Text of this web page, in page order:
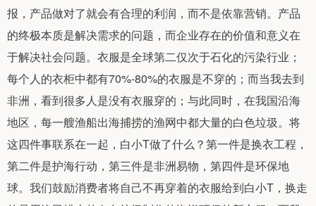
报，产品做对了就会有合理的利润，而不是依靠营销。产品
的终极本质是解决需求的问题，而企业存在的价值和意义在
于解决社会问题。衣服是全球第二仅次于石化的污染行业；
每个人的衣柜中都有70%-80%的衣服是不穿的；而当我去到
非洲，看到很多人是没有衣服穿的；与此同时，在我国沿海
地区，每一艘渔船出海捕捞的渔网中都大量的白色垃圾。将
这四件事联系在一起，白小T做了什么？第一件是换衣工程，
第二件是护海行动，第三件是非洲易物，第四件是环保地
球。我们鼓励消费者将自己不再穿着的衣服给到白小T，换走